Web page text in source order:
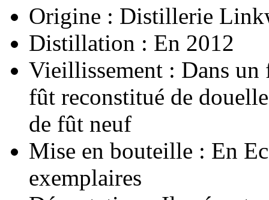
Origine : Distillerie
Distillation : En 2012
Vieillissement : Dans
fût reconstitué de
de fût neuf
Mise en bouteille : En
exemplaires